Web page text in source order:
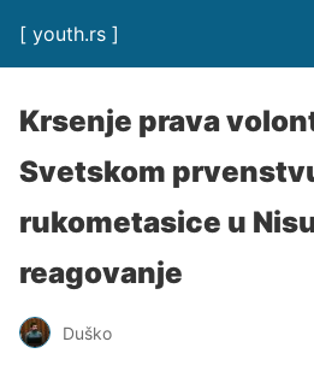
[ youth.rs ]
Krsenje prava
Svetskom
rukometasice u
reagovanje
Duško